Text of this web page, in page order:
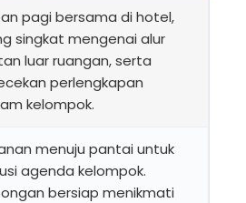
pagi bersama di hotel,
singkat mengenai alur
luar ruangan, serta
perlengkapan
kelompok.
menuju pantai untuk
agenda kelompok.
bersiap menikmati